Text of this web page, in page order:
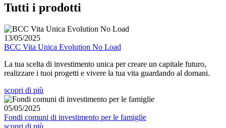
Tutti i prodotti
13/05/2025
BCC Vita Unica Evolution No Load
La tua scelta di investimento unica per creare un capitale futuro,
realizzare i tuoi progetti e vivere la tua vita guardando al domani.
scopri di più
05/05/2025
Fondi comuni di investimento per le famiglie
scopri di più